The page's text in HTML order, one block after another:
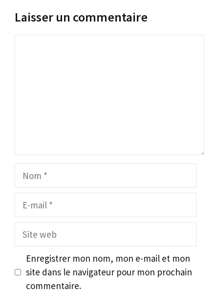
Laisser un commentaire
Nom
Site
Enregistrer mon nom, mon e-mail et mon
site dans le navigateur pour mon prochain
commentaire.